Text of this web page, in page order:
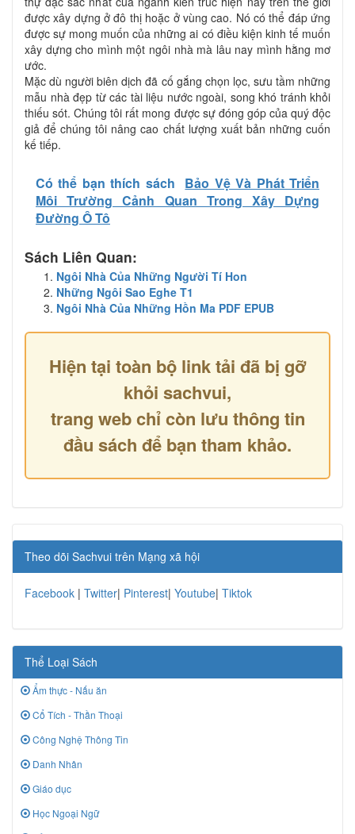
được xây dựng ở đô thị hoặc ở vùng cao. Nó có thể đáp ứng
được sự mong muốn của những ai có điều kiện kinh tế muốn
xây dựng cho mình một ngôi nhà mà lâu nay mình hằng mơ
ước.
Mặc dù người biên dịch đã cố gắng chọn lọc, sưu tầm những
mẫu nhà đẹp từ các tài liệu nước ngoài, song khó tránh khỏi
thiếu sót. Chúng tôi rất mong được sự đóng góp của quý độc
giả để chúng tôi nâng cao chất lượng xuất bản những cuốn
kế tiếp.
Có thể bạn thích sách
Bảo Vệ Và Phát Triển
Môi Trường Cảnh Quan Trong Xây Dựng
Đường Ô Tô
Sách Liên Quan:
Ngôi Nhà Của Những Người Tí Hon
Những Ngôi Sao Eghe T1
Ngôi Nhà Của Những Hồn Ma PDF EPUB
Hiện tại toàn bộ link tải đã bị gỡ
khỏi sachvui,
trang web chỉ còn lưu thông tin
đầu sách để bạn tham khảo.
Theo dõi Sachvui trên Mạng xã hội
Facebook | Twitter| Pinterest| Youtube| Tiktok
Thể Loại Sách
Ẩm thực - Nấu ăn
Cổ Tích - Thần Thoại
Công Nghệ Thông Tin
Danh Nhân
Giáo dục
Học Ngoại Ngữ